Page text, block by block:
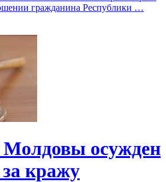
гражданина Республики …
осужден
кражу